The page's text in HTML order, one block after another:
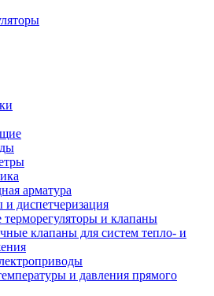
арматура
и диспетчеризация
терморегуляторы и клапаны
клапаны для систем тепло- и
и давления прямого